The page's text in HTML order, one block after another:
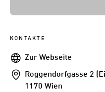
KONTAKTE
WebseiteZur Webseite
AddresseRoggendorfgasse 2
1170 Wien